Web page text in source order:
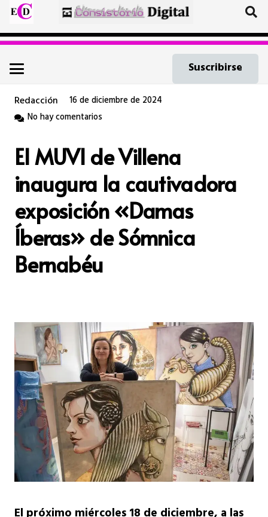
Suscribirse
Redacción
16 de diciembre de 2024
No hay comentarios
El MUVI de Villena
inaugura la cautivadora
exposición «Damas
Íberas» de Sómnica
Bernabéu